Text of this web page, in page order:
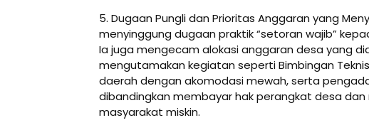
5. Dugaan Pungli dan Prioritas Anggaran yang
menyinggung dugaan praktik “setoran wajib”
Ia juga mengecam alokasi anggaran desa yang
mengutamakan kegiatan seperti Bimbingan
daerah dengan akomodasi mewah, serta
dibandingkan membayar hak perangkat desa
masyarakat miskin.